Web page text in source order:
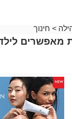
> חינוך
מאפשרים